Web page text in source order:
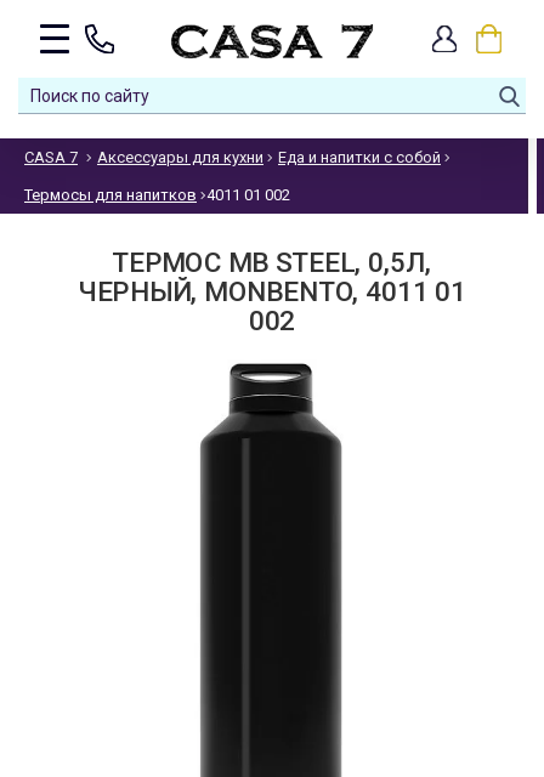
CASA 7 Аксессуары для кухни Еда и напитки с собой
Термосы для напитков 4011 01 002
ТЕРМОС MB STEEL, 0,5Л,
ЧЕРНЫЙ, MONBENTO, 4011 01
002